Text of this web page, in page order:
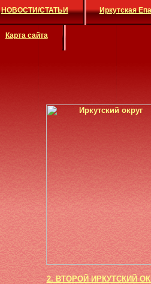
НОВОСТИ/СТАТЬИ Иркутская
Карта сайта
2. ВТОРОЙ ИРКУТСКИЙ